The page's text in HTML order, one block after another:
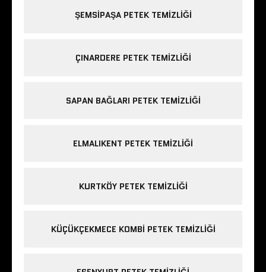
ŞEMSIPAŞA PETEK TEMIZLIĞI
ÇINARDERE PETEK TEMIZLIĞI
SAPAN BAĞLARI PETEK TEMIZLIĞI
ELMALIKENT PETEK TEMIZLIĞI
KURTKÖY PETEK TEMIZLIĞI
KÜÇÜKÇEKMECE KOMBI PETEK TEMIZLIĞI